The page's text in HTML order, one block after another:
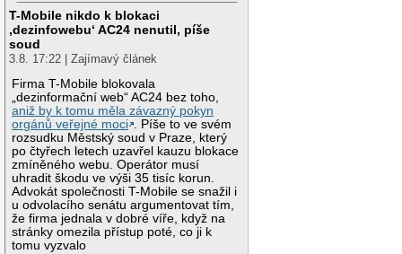
T-Mobile nikdo k blokaci
‚dezinfowebu‘ AC24 nenutil, píše
soud
3.8. 17:22 | Zajímavý článek
Firma T-Mobile blokovala
„dezinformační web“ AC24 bez toho,
aniž by k tomu měla závazný pokyn
orgánů veřejné moci . Píše to ve svém
rozsudku Městský soud v Praze, který
po čtyřech letech uzavřel kauzu blokace
zmíněného webu. Operátor musí
uhradit škodu ve výši 35 tisíc korun.
Advokát společnosti T-Mobile se snažil i
u odvolacího senátu argumentovat tím,
že firma jednala v dobré víře, když na
stránky omezila přístup poté, co ji k
tomu vyzvalo